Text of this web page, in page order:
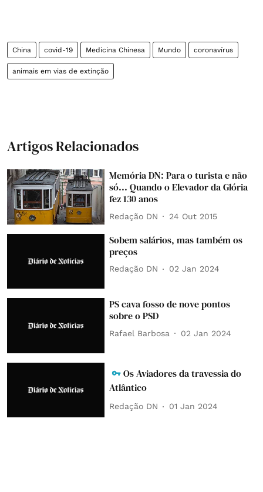
China covid-19 Medicina Chinesa Mundo coronavírus
animais em vias de extinção
Artigos Relacionados
Memória DN: Para o turista e não
só... Quando o Elevador da Glória
fez 130 anos
Redação DN 24 Out 2015
Sobem salários, mas também os
preços
Redação DN 02 Jan 2024
PS cava fosso de nove pontos
sobre o PSD
Rafael Barbosa 02 Jan 2024
Os Aviadores da travessia do
Atlântico
Redação DN 01 Jan 2024